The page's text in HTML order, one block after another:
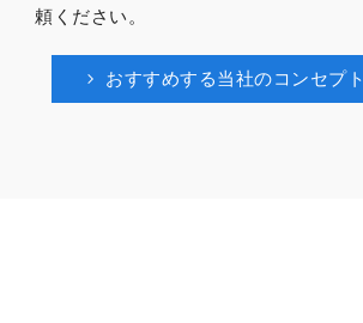
頼ください。
おすすめする当社のコンセプト